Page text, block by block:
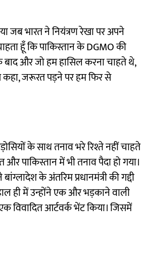
जब भारत ने नियंत्रण रेखा पर अपने
हूँ कि पाकिस्तान के DGMO की
और जो हम हासिल करना चाहते थे,
कहा, जरूरत पड़ने पर हम फिर से
के साथ तनाव भरे रिश्ते नहीं चाहते
पाकिस्तान में भी तनाव पैदा हो गया।
के अंतरिम प्रधानमंत्री की गद्दी
ही में उन्होंने एक और भड़काने वाली
विवादित आर्टवर्क भेंट किया। जिसमें